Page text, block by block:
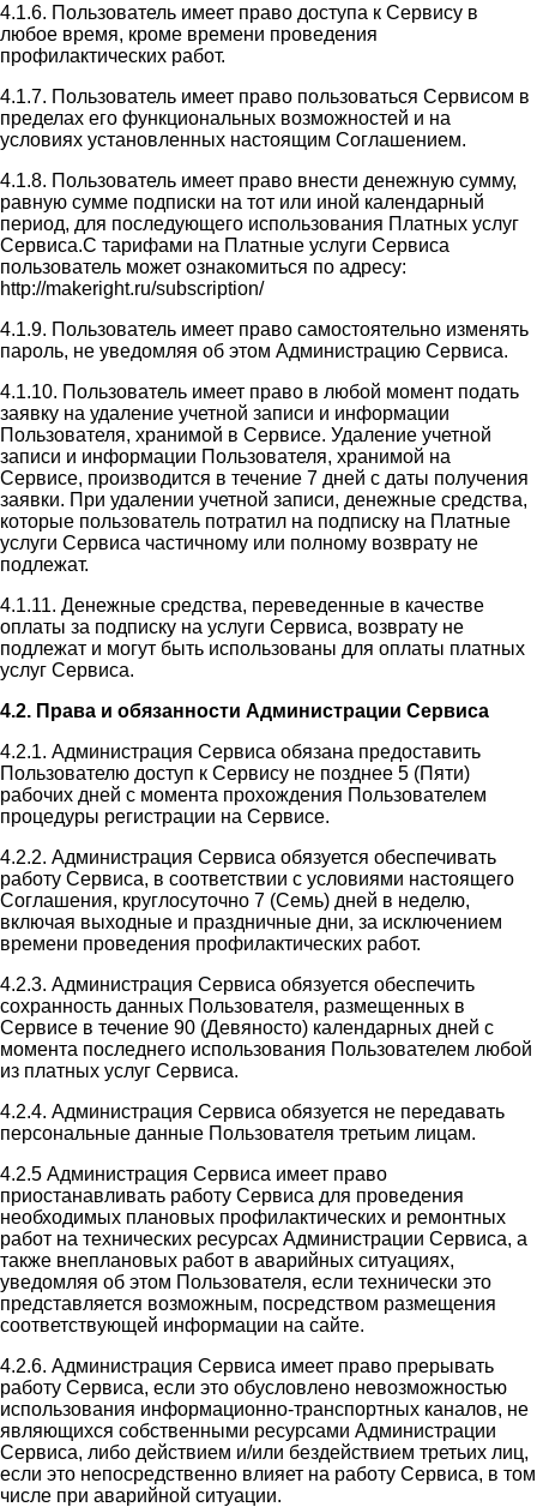
4.1.6. Пользователь имеет право доступа к Сервису в
любое время, кроме времени проведения
профилактических работ.
4.1.7. Пользователь имеет право пользоваться Сервисом в
пределах его функциональных возможностей и на
условиях установленных настоящим Соглашением.
4.1.8. Пользователь имеет право внести денежную сумму,
равную сумме подписки на тот или иной календарный
период, для последующего использования Платных услуг
Сервиса.С тарифами на Платные услуги Сервиса
пользователь может ознакомиться по адресу:
http://makeright.ru/subscription/
4.1.9. Пользователь имеет право самостоятельно изменять
пароль, не уведомляя об этом Администрацию Сервиса.
4.1.10. Пользователь имеет право в любой момент подать
заявку на удаление учетной записи и информации
Пользователя, хранимой в Сервисе. Удаление учетной
записи и информации Пользователя, хранимой на
Сервисе, производится в течение 7 дней с даты получения
заявки. При удалении учетной записи, денежные средства,
которые пользователь потратил на подписку на Платные
услуги Сервиса частичному или полному возврату не
подлежат.
4.1.11. Денежные средства, переведенные в качестве
оплаты за подписку на услуги Сервиса, возврату не
подлежат и могут быть использованы для оплаты платных
услуг Сервиса.
4.2. Права и обязанности Администрации Сервиса
4.2.1. Администрация Сервиса обязана предоставить
Пользователю доступ к Сервису не позднее 5 (Пяти)
рабочих дней с момента прохождения Пользователем
процедуры регистрации на Сервисе.
4.2.2. Администрация Сервиса обязуется обеспечивать
работу Сервиса, в соответствии с условиями настоящего
Соглашения, круглосуточно 7 (Семь) дней в неделю,
включая выходные и праздничные дни, за исключением
времени проведения профилактических работ.
4.2.3. Администрация Сервиса обязуется обеспечить
сохранность данных Пользователя, размещенных в
Сервисе в течение 90 (Девяносто) календарных дней с
момента последнего использования Пользователем любой
из платных услуг Сервиса.
4.2.4. Администрация Сервиса обязуется не передавать
персональные данные Пользователя третьим лицам.
4.2.5 Администрация Сервиса имеет право
приостанавливать работу Сервиса для проведения
необходимых плановых профилактических и ремонтных
работ на технических ресурсах Администрации Сервиса, а
также внеплановых работ в аварийных ситуациях,
уведомляя об этом Пользователя, если технически это
представляется возможным, посредством размещения
соответствующей информации на сайте.
4.2.6. Администрация Сервиса имеет право прерывать
работу Сервиса, если это обусловлено невозможностью
использования информационно-транспортных каналов, не
являющихся собственными ресурсами Администрации
Сервиса, либо действием и/или бездействием третьих лиц,
если это непосредственно влияет на работу Сервиса, в том
числе при аварийной ситуации.